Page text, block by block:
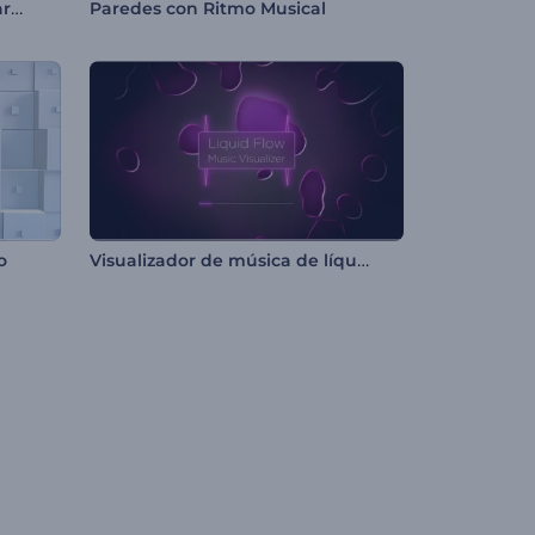
Visualizador de música de partículas vibrantes Paredes con Ritmo Musical
Visualizador de música de líquido en movimiento